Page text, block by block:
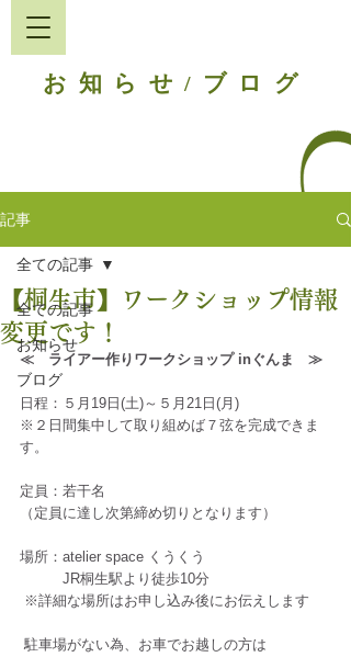
お知らせ / ブログ
記事
全ての記事
お知らせ
ブログ
全ての記事
【桐生市】ワークショップ情報
変更です！
≪　ライアー作りワークショップ inぐんま　≫
日程：５月19日(土)～５月21日(月)
※２日間集中して取り組めば７弦を完成できま
す。
定員：若干名
（定員に達し次第締め切りとなります）
場所：atelier space くうくう
JR桐生駅より徒歩10分
※詳細な場所はお申し込み後にお伝えします
駐車場がない為、お車でお越しの方は